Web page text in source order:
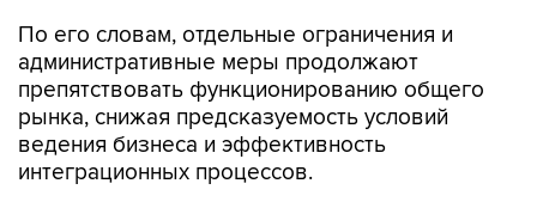
По его словам, отдельные ограничения и
административные меры продолжают
препятствовать функционированию общего
рынка, снижая предсказуемость условий
ведения бизнеса и эффективность
интеграционных процессов.